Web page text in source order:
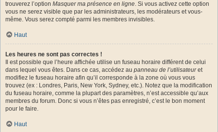
trouverez l’option Masquer ma présence en ligne. Si vous activez cette option
vous ne serez visible que par les administrateurs, les modérateurs et vous-
même. Vous serez compté parmi les membres invisibles.
Haut
Les heures ne sont pas correctes !
Il est possible que l’heure affichée utilise un fuseau horaire différent de celui
dans lequel vous êtes. Dans ce cas, accédez au panneau de l’utilisateuret
modifiez le fuseau horaire afin qu’il corresponde à la zone où vous vous
trouvez (ex : Londres, Paris, New York, Sydney, etc.). Notez que la modification
du fuseau horaire, comme la plupart des paramètres, n’est accessible qu’aux
membres du forum. Donc si vous n’êtes pas enregistré, c’est le bon moment
pour le faire.
Haut